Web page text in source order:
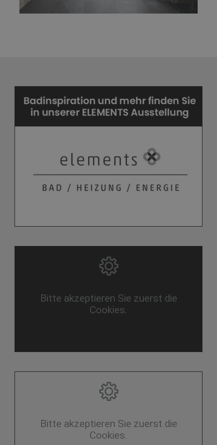
Bitte akzeptieren Sie zuerst die
Cookies.
Bitte akzeptieren Sie zuerst die
Cookies.